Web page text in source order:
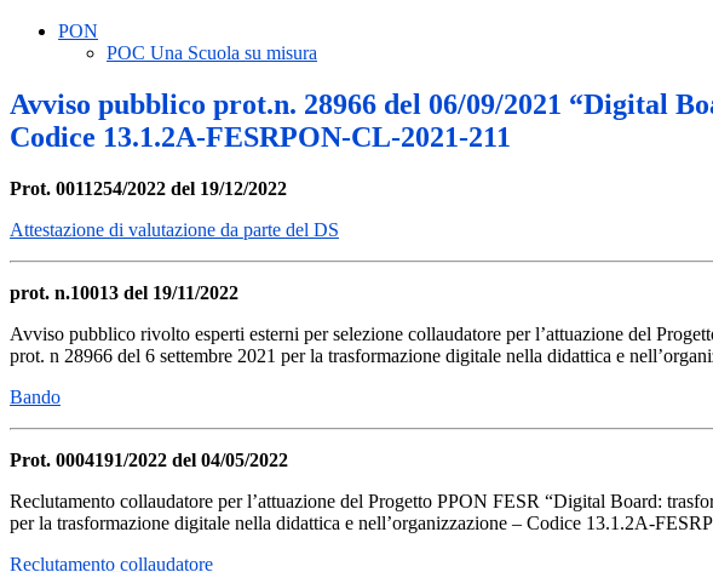
PON
POC Una Scuola su misura
Avviso pubblico prot.n. 28966 del 06/09/2021 “Digital
Codice 13.1.2A-FESRPON-CL-2021-211
Prot. 0011254/2022 del 19/12/2022
Attestazione di valutazione da parte del DS
prot. n.10013 del 19/11/2022
Avviso pubblico rivolto esperti esterni per selezione collaudatore per l’attuazione del
prot. n 28966 del 6 settembre 2021 per la trasformazione digitale nella didattica e
Bando
Prot. 0004191/2022 del 04/05/2022
Reclutamento collaudatore per l’attuazione del Progetto PPON FESR “Digital Board:
per la trasformazione digitale nella didattica e nell’organizzazione – Codice 13.1.2A-
Reclutamento collaudatore